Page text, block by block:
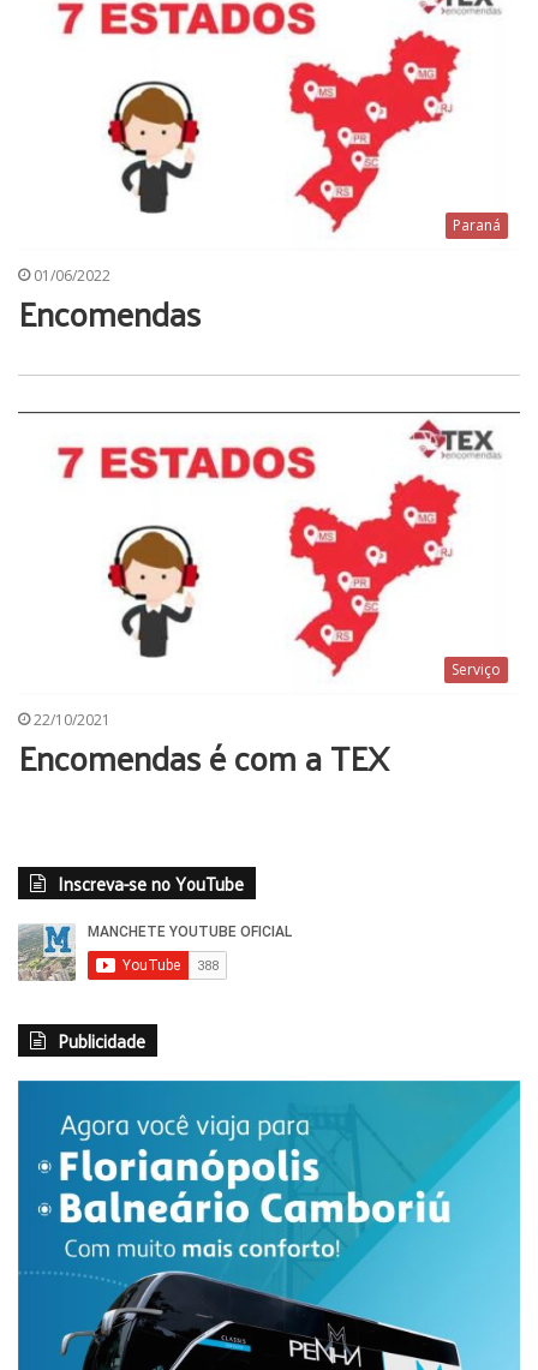
Paraná
01/06/2022
Encomendas
Serviço
22/10/2021
Encomendas é com a TEX
Inscreva-se no YouTube
Publicidade